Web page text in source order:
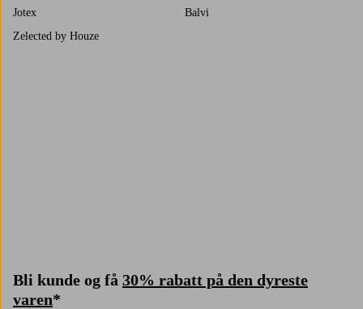
Svarte lyslykter & lysestaker
Hvite lyslykter & lysestaker
Jotex
Balvi
Zelected by Houze
Bli kunde og få 30% rabatt på den dyreste
varen*